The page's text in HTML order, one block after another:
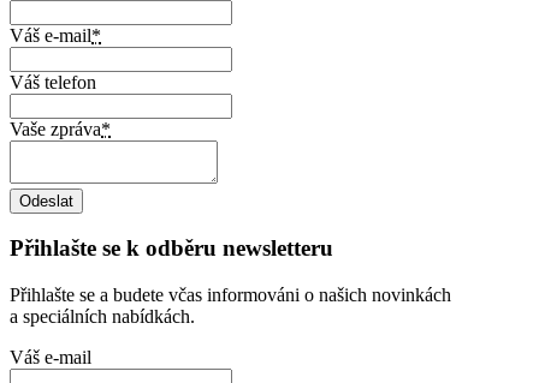
Váš e-mail*
Váš telefon
Vaše zpráva*
Přihlašte se k odběru newsletteru
Přihlašte se a budete včas informováni o našich novinkách
a speciálních nabídkách.
Váš e-mail